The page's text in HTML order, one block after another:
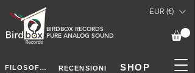
BIRDBOX RECORDS
PURE ANALOG SOUND
EUR (€)
FILOSOFIA RECENSIONI SHOP